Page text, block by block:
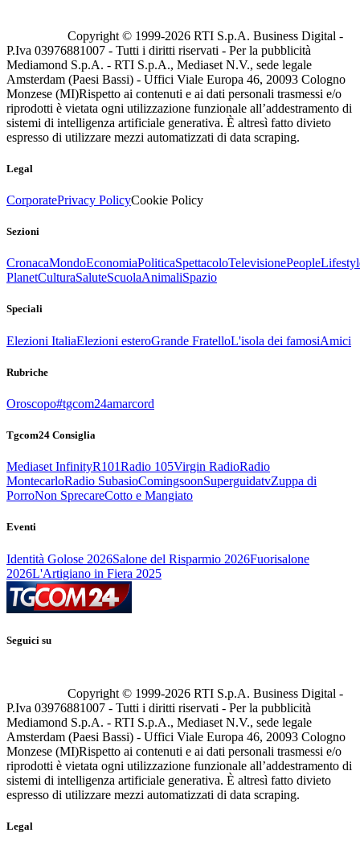
Copyright © 1999-2026 RTI S.p.A. Business Digital -
P.Iva 03976881007 - Tutti i diritti riservati - Per la pubblicità
Mediamond S.p.A. - RTI S.p.A., Mediaset N.V., sede legale
Amsterdam (Paesi Bassi) - Uffici Viale Europa 46, 20093 Cologno
Monzese (MI)Rispetto ai contenuti e ai dati personali trasmessi e/o
riprodotti è vietata ogni utilizzazione funzionale all’addestramento di
sistemi di intelligenza artificiale generativa. È altresì fatto divieto
espresso di utilizzare mezzi automatizzati di data scraping.
Legal
CorporatePrivacy PolicyCookie Policy
Sezioni
CronacaMondoEconomiaPoliticaSpettacoloTelevisionePeople
PlanetCulturaSaluteScuolaAnimaliSpazio
Speciali
Elezioni ItaliaElezioni esteroGrande FratelloL'isola dei famosiAmici
Rubriche
Oroscopo#tgcom24amarcord
Tgcom24 Consiglia
Mediaset InfinityR101Radio 105Virgin RadioRadio
MontecarloRadio SubasioComingsoonSuperguidatvZuppa di
PorroNon SprecareCotto e Mangiato
Eventi
Identità Golose 2026Salone del Risparmio 2026Fuorisalone
2026L'Artigiano in Fiera 2025
Seguici su
Copyright © 1999-2026 RTI S.p.A. Business Digital -
P.Iva 03976881007 - Tutti i diritti riservati - Per la pubblicità
Mediamond S.p.A. - RTI S.p.A., Mediaset N.V., sede legale
Amsterdam (Paesi Bassi) - Uffici Viale Europa 46, 20093 Cologno
Monzese (MI)Rispetto ai contenuti e ai dati personali trasmessi e/o
riprodotti è vietata ogni utilizzazione funzionale all’addestramento di
sistemi di intelligenza artificiale generativa. È altresì fatto divieto
espresso di utilizzare mezzi automatizzati di data scraping.
Legal